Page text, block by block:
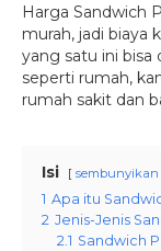
Harga Sandwich
murah, jadi biaya
yang satu ini bisa
seperti rumah,
rumah sakit dan
Isi sembunyikan
1 Apa itu
2 Jenis-Jenis
2.1 Sandwich